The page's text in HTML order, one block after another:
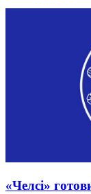
«Челсі»